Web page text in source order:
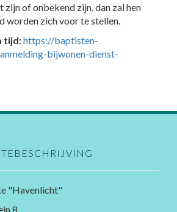
zijn of onbekend zijn, dan zal hen
worden zich voor te stellen.
tijd:https://baptisten-
bijwonen-dienst-
"Havenlicht"
8